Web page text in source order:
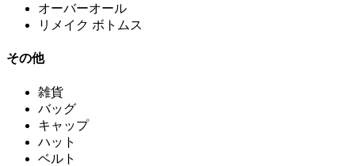
オーバーオール
リメイク ボトムス
その他
雑貨
バッグ
キャップ
ハット
ベルト